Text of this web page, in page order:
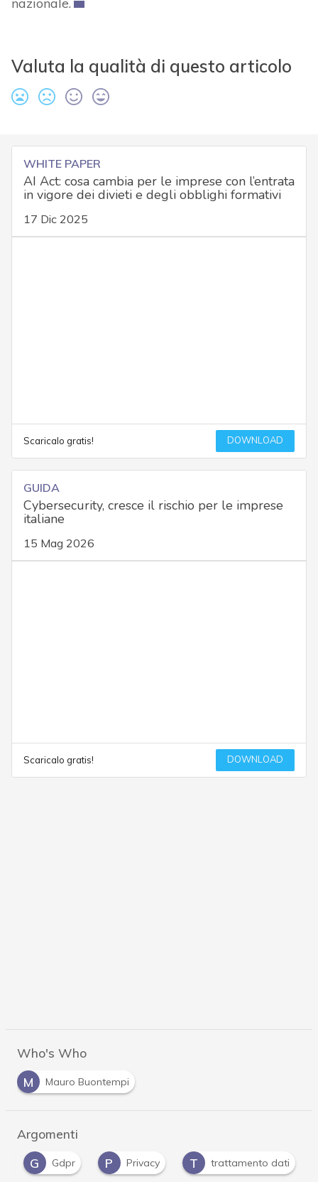
Valuta la qualità di questo articolo
WHITE PAPER
AI Act: cosa cambia per le imprese con l’entrata
in vigore dei divieti e degli obblighi formativi
17 Dic 2025
Scaricalo gratis! DOWNLOAD
GUIDA
Cybersecurity, cresce il rischio per le imprese
italiane
15 Mag 2026
Scaricalo gratis! DOWNLOAD
Who's Who
M
Mauro Buontempi
Argomenti
G Gdpr P Privacy T trattamento dati